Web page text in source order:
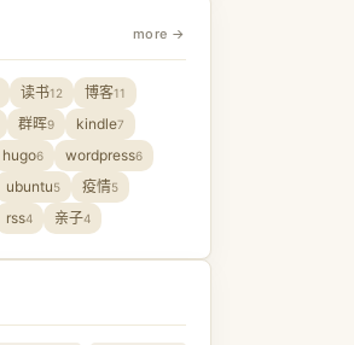
more →
读书12 博客11
群晖9 kindle7
hugo6 wordpress6
ubuntu5 疫情5
rss4 亲子4